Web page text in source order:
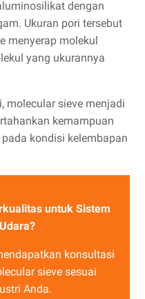
dengan
Ukuran pori tersebut
menyerap molekul
yang ukurannya
molecular sieve menjadi
kemampuan
kondisi kelembapan
untuk Sistem
konsultasi
sieve sesuai
Anda.